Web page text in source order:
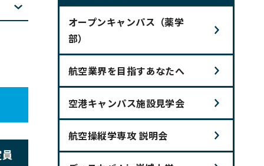
オープンキャンパス（薬学
部）
航空業界を目指すあなたへ
空港キャンパス施設見学会
航空操縦学専攻 説明会